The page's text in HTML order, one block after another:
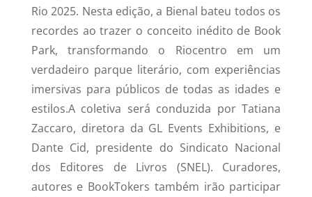
Rio 2025. Nesta edição, a Bienal bateu todos os
recordes ao trazer o conceito inédito de Book
Park, transformando o Riocentro em um
verdadeiro parque literário, com experiências
imersivas para públicos de todas as idades e
estilos.A coletiva será conduzida por Tatiana
Zaccaro, diretora da GL Events Exhibitions, e
Dante Cid, presidente do Sindicato Nacional
dos Editores de Livros (SNEL). Curadores,
autores e BookTokers também irão participar